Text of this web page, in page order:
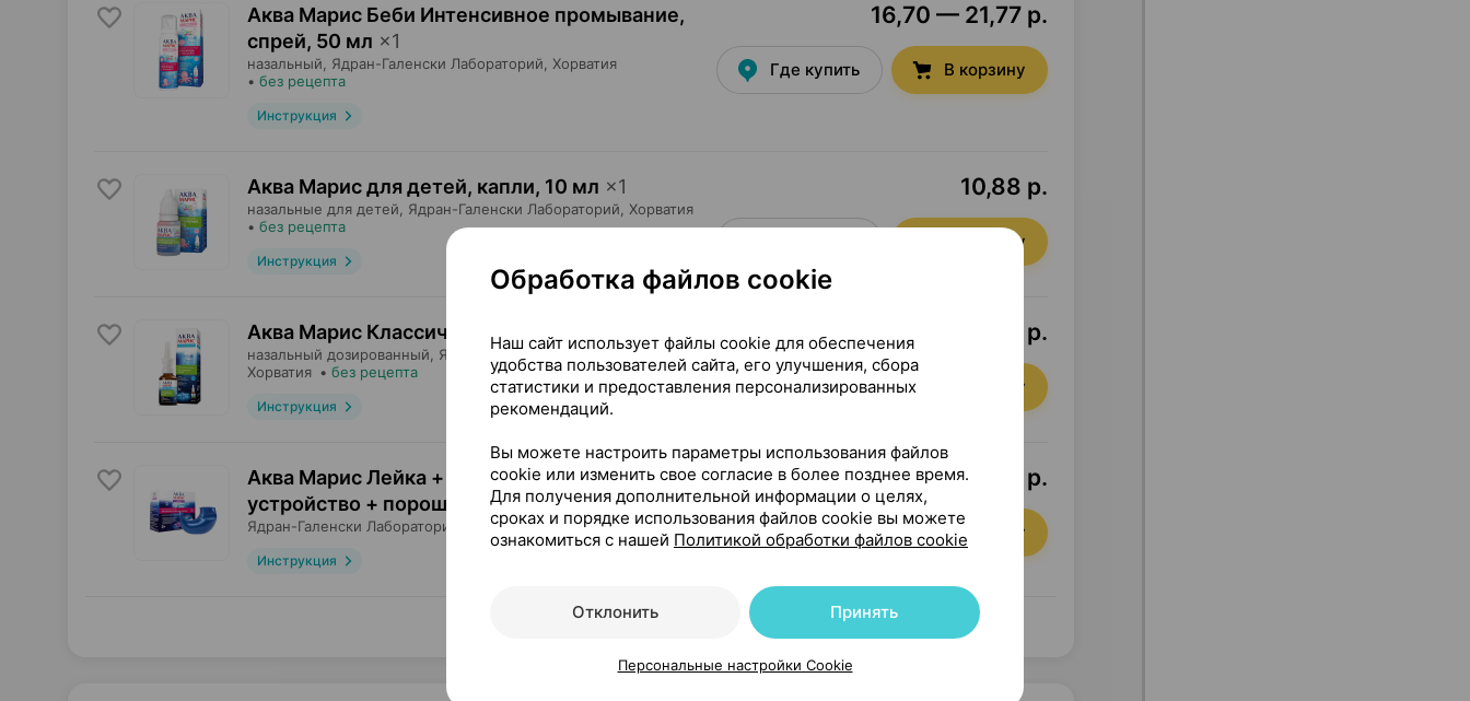
Аква Марис Беби Интенсивное промывание,
спрей, 50 мл ×1
назальный, Ядран-Галенски Лабораторий , Хорватия
• без рецепта
Инструкция
16,70 — 21,77 р.
Где купить В корзину
Аква Марис для детей, капли, 10 мл ×1
назальные для детей, Ядран-Галенски Лабораторий , Хорватия
• без рецепта
Инструкция
10,88 р.
В корзину
Аква Марис Классический, спрей 1
назальный дозированный, Ядран-Галенски Лабораторий ,
Хорватия • без рецепта
Инструкция
15,58 — 19,95 р.
Где купить В корзину
Аква Марис Лейка + морская соль,
устройство + порошок
30
Ядран-Галенски Лабораторий , Хорватия•без рецепта
Инструкция
25,63 — 31,41 р.
Где купить В корзину
Показать еще
Обработка файлов cookie
Наш сайт использует файлы cookie для обеспечения
удобства пользователей сайта, его улучшения, сбора
статистики и предоставления персонализированных
рекомендаций.
Вы можете настроить параметры использования файлов
cookie или изменить свое согласие в более позднее время.
Для получения дополнительной информации о целях,
сроках и порядке использования файлов cookie вы можете
ознакомиться с нашей Политикой обработки файлов cookie
Отклонить Принять
Персональные настройки Cookie